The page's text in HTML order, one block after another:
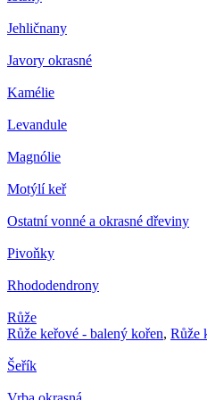
Jehličnany
Javory okrasné
Kamélie
Levandule
Magnólie
Motýlí keř
Ostatní vonné a okrasné dřeviny
Pivoňky
Rhododendrony
Růže
Růže keřové - balený kořen, Růže
Šeřík